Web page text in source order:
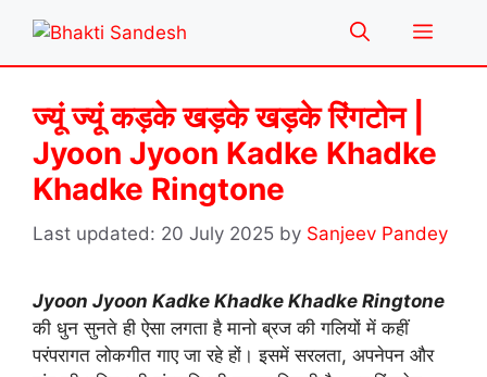
content
Menu
ज्यूं ज्यूं कड़के खड़के खड़के रिंगटोन |
Jyoon Jyoon Kadke Khadke
Khadke Ringtone
20 July 2025 by Sanjeev Pandey
Jyoon Jyoon Kadke Khadke Khadke Ringtone
की धुन सुनते ही ऐसा लगता है मानो ब्रज की गलियों में कहीं
परंपरागत लोकगीत गाए जा रहे हों। इसमें सरलता, अपनेपन और